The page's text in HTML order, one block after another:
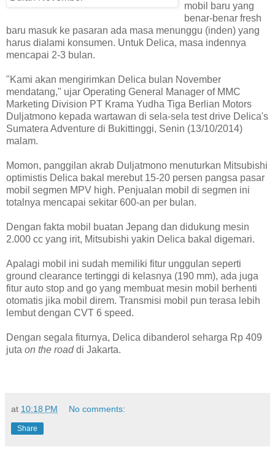
mobil baru yang
benar-benar fresh
baru masuk ke pasaran ada masa menunggu (inden) yang
harus dialami konsumen. Untuk Delica, masa indennya
mencapai 2-3 bulan.
"Kami akan mengirimkan Delica bulan November
mendatang," ujar Operating General Manager of MMC
Marketing Division PT Krama Yudha Tiga Berlian Motors
Duljatmono kepada wartawan di sela-sela test drive Delica's
Sumatera Adventure di Bukittinggi, Senin (13/10/2014)
malam.
Momon, panggilan akrab Duljatmono menuturkan Mitsubishi
optimistis Delica bakal merebut 15-20 persen pangsa pasar
mobil segmen MPV high. Penjualan mobil di segmen ini
totalnya mencapai sekitar 600-an per bulan.
Dengan fakta mobil buatan Jepang dan didukung mesin
2.000 cc yang irit, Mitsubishi yakin Delica bakal digemari.
Apalagi mobil ini sudah memiliki fitur unggulan seperti
ground clearance tertinggi di kelasnya (190 mm), ada juga
fitur auto stop and go yang membuat mesin mobil berhenti
otomatis jika mobil direm. Transmisi mobil pun terasa lebih
lembut dengan CVT 6 speed.
Dengan segala fiturnya, Delica dibanderol seharga Rp 409
juta on the roaddi Jakarta.
at 10:18 PM No comments:
Share